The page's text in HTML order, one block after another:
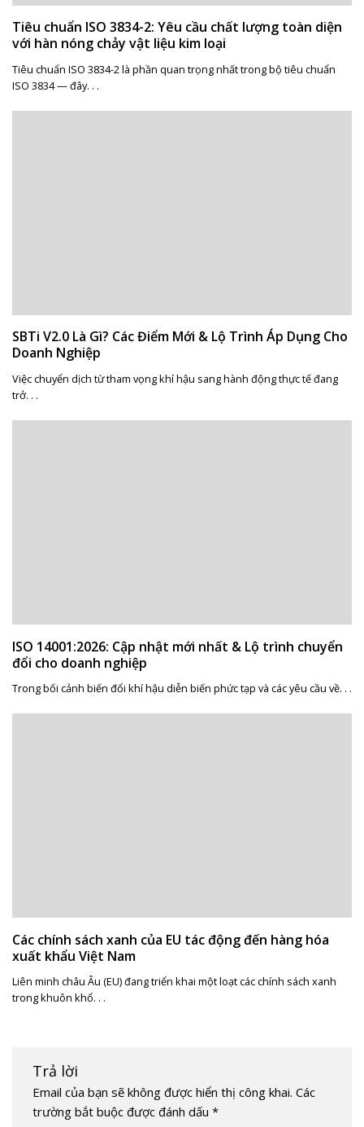
Tiêu chuẩn ISO 3834-2: Yêu cầu chất lượng toàn diện
với hàn nóng chảy vật liệu kim loại
Tiêu chuẩn ISO 3834-2 là phần quan trọng nhất trong bộ tiêu chuẩn
ISO 3834 — đây. . .
SBTi V2.0 Là Gì? Các Điểm Mới & Lộ Trình Áp Dụng Cho
Doanh Nghiệp
Việc chuyển dịch từ tham vọng khí hậu sang hành động thực tế đang
trở. . .
ISO 14001:2026: Cập nhật mới nhất & Lộ trình chuyển
đổi cho doanh nghiệp
Trong bối cảnh biến đổi khí hậu diễn biến phức tạp và các yêu cầu về. . .
Các chính sách xanh của EU tác động đến hàng hóa
xuất khẩu Việt Nam
Liên minh châu Âu (EU) đang triển khai một loạt các chính sách xanh
trong khuôn khổ. . .
Trả lời
Email của bạn sẽ không được hiển thị công khai. Các
trường bắt buộc được đánh dấu *